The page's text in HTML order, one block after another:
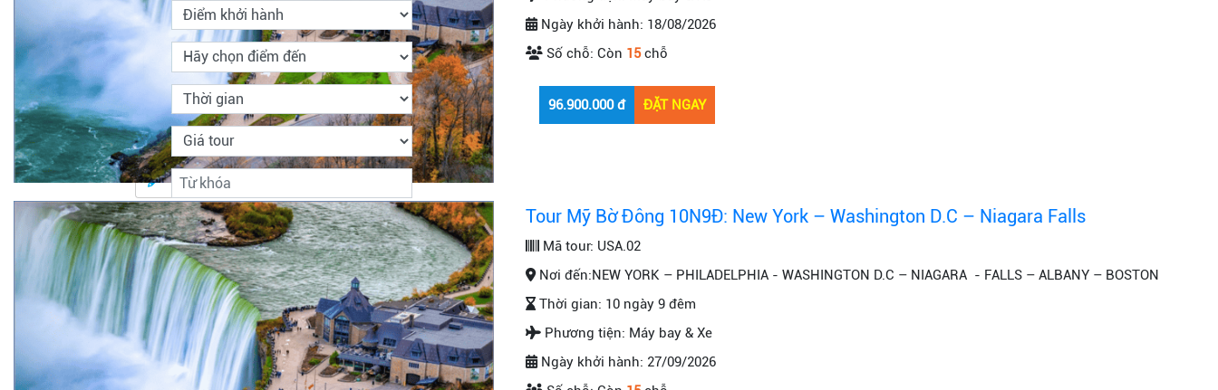
Tìm kiếm
Ngày khởi hành: 18/08/2026
Số chỗ: Còn 15chỗ
Tour Mỹ Bờ Đông 10N9Đ: New York – Washington D.C – Niagara Falls
Mã tour: USA.02
Nơi đến:NEW YORK – PHILADELPHIA - WASHINGTON D.C – NIAGARA - FALLS – ALBANY – BOSTON
Thời gian: 10 ngày 9 đêm
Phương tiện: Máy bay & Xe
Ngày khởi hành: 27/09/2026